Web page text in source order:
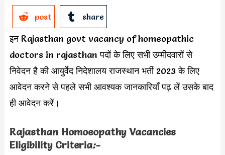
post share
इन Rajasthan govt vacancy of homeopathic
doctors in rajasthan पदों के लिए सभी उम्मीदवारों से
निवेदन है की आयुर्वेद निदेशालय राजस्थान भर्ती 2023 के लिए
आवेदन करने से पहले सभी आवश्यक जानकारियाँ पढ़ लें उसके बाद
ही आवेदन करें।
Rajasthan Homoeopathy Vacancies
Eligibility Criteria:-